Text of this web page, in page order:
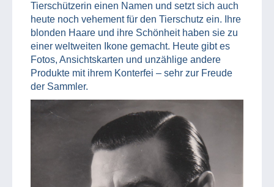
Tierschützerin einen Namen und setzt sich auch
heute noch vehement für den Tierschutz ein. Ihre
blonden Haare und ihre Schönheit haben sie zu
einer weltweiten Ikone gemacht. Heute gibt es
Fotos, Ansichtskarten und unzählige andere
Produkte mit ihrem Konterfei – sehr zur Freude
der Sammler.